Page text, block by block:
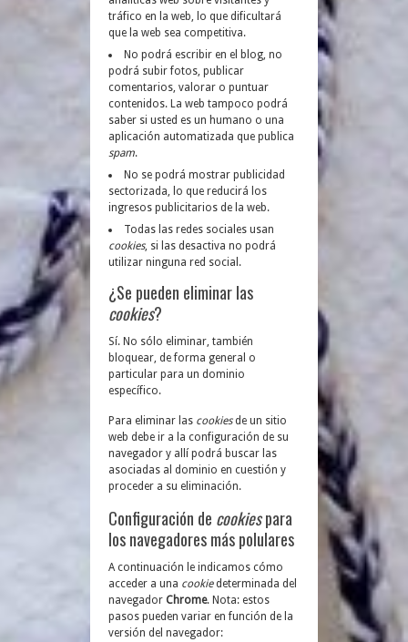
tráfico en la web, lo que dificultará
que la web sea competitiva.
No podrá escribir en el blog, no
podrá subir fotos, publicar
comentarios, valorar o puntuar
contenidos. La web tampoco podrá
saber si usted es un humano o una
aplicación automatizada que publica
spam.
No se podrá mostrar publicidad
sectorizada, lo que reducirá los
ingresos publicitarios de la web.
Todas las redes sociales usan
cookies, si las desactiva no podrá
utilizar ninguna red social.
¿Se pueden eliminar las
cookies?
Sí. No sólo eliminar, también
bloquear, de forma general o
particular para un dominio
específico.
Para eliminar las cookiesde un sitio
web debe ir a la configuración de su
navegador y allí podrá buscar las
asociadas al dominio en cuestión y
proceder a su eliminación.
Configuración de cookiespara
los navegadores más polulares
A continuación le indicamos cómo
acceder a una cookiedeterminada del
navegador Chrome. Nota: estos
pasos pueden variar en función de la
versión del navegador: